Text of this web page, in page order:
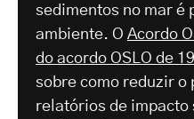
sedimentos no mar é
ambiente. O Acordo
do acordo OSLO de
sobre como reduzir o
relatórios de impacto